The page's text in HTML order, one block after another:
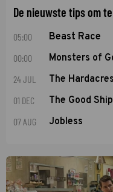
De nieuwste tips om
05:00 Beast Race
00:00 Monsters of
24 JUL The Hardacres
01 DEC The Good
07 AUG Jobless